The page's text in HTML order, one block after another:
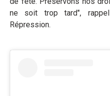
ne soit trop tard",
Répression.